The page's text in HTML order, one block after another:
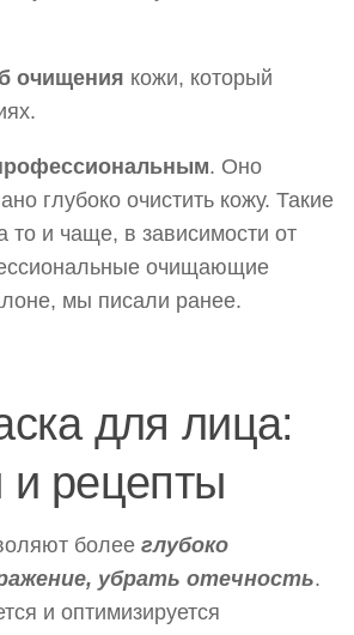
очищения кожи, который
. Оно
глубоко очистить кожу. Такие
то и чаще, в зависимости от
очищающие
мы писали ранее.
для лица:
и рецепты
более глубоко
убрать отечность.
и оптимизируется